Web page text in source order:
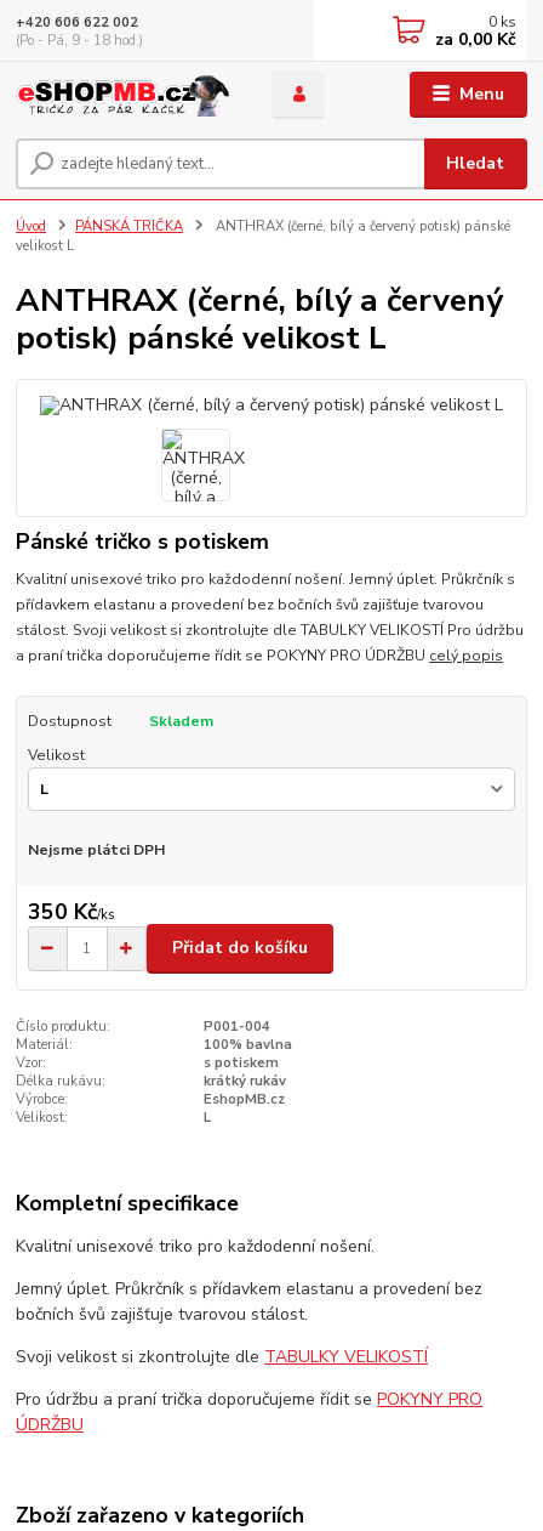
Menu
Hledat
+420 606 622 002
(Po - Pá, 9 - 18 hod.)
0 ks
za 0,00 Kč
Úvod PÁNSKÁ TRIČKA
ANTHRAX (černé, bílý a červený potisk) pánské
velikost L
ANTHRAX (černé, bílý a červený
potisk) pánské velikost L
Pánské tričko s potiskem
Kvalitní unisexové triko pro každodenní nošení. Jemný úplet. Průkrčník s
přídavkem elastanu a provedení bez bočních švů zajišťuje tvarovou
stálost. Svoji velikost si zkontrolujte dle TABULKY VELIKOSTÍ Pro údržbu
a praní trička doporučujeme řídit se POKYNY PRO ÚDRŽBU celý popis
Dostupnost
Skladem
Velikost
Nejsme plátci DPH
350 Kč/ks
Přidat do košíku
Číslo produktu:
P001-004
Materiál:
100% bavlna
Vzor:
s potiskem
Délka rukávu:
krátký rukáv
Výrobce:
EshopMB.cz
Velikost:
L
Kompletní specifikace
Kvalitní unisexové triko pro každodenní nošení.
Jemný úplet. Průkrčník s přídavkem elastanu a provedení bez
bočních švů zajišťuje tvarovou stálost.
Svoji velikost si zkontrolujte dle TABULKY VELIKOSTÍ
Pro údržbu a praní trička doporučujeme řídit sePOKYNY PRO
ÚDRŽBU
Zboží zařazeno v kategoriích